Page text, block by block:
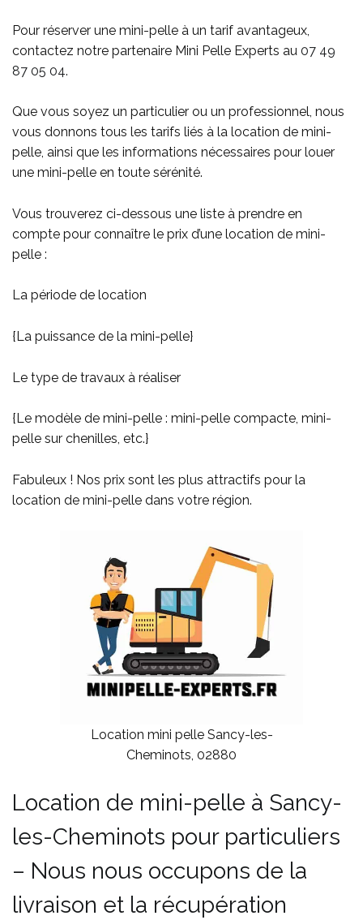
Pour réserver une mini-pelle à un tarif avantageux,
contactez notre partenaire Mini Pelle Experts au 07 49
87 05 04.
Que vous soyez un particulier ou un professionnel, nous
vous donnons tous les tarifs liés à la location de mini-
pelle, ainsi que les informations nécessaires pour louer
une mini-pelle en toute sérénité.
Vous trouverez ci-dessous une liste à prendre en
compte pour connaître le prix d’une location de mini-
pelle :
La période de location
{La puissance de la mini-pelle}
Le type de travaux à réaliser
{Le modèle de mini-pelle : mini-pelle compacte, mini-
pelle sur chenilles, etc.}
Fabuleux ! Nos prix sont les plus attractifs pour la
location de mini-pelle dans votre région.
Location mini pelle Sancy-les-
Cheminots, 02880
Location de mini-pelle à Sancy-
les-Cheminots pour particuliers
– Nous nous occupons de la
livraison et la récupération